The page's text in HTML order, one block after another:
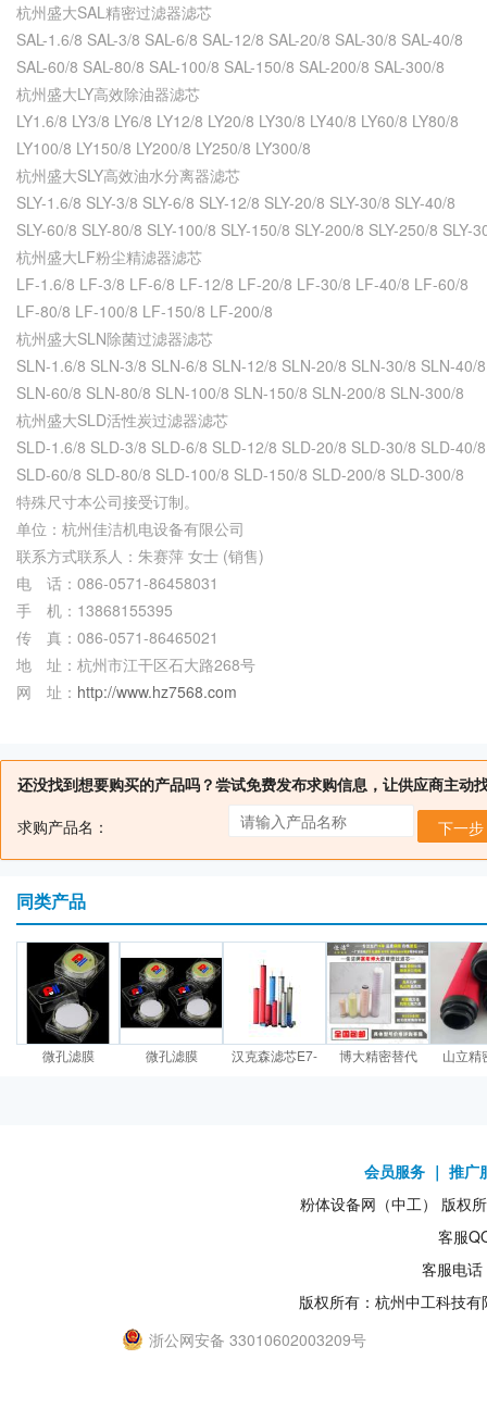
杭州盛大SAL精密过滤器滤芯
SAL-1.6/8 SAL-3/8 SAL-6/8 SAL-12/8 SAL-20/8 SAL-30/8 SAL-40/8
SAL-60/8 SAL-80/8 SAL-100/8 SAL-150/8 SAL-200/8 SAL-300/8
杭州盛大LY高效除油器滤芯
LY1.6/8 LY3/8 LY6/8 LY12/8 LY20/8 LY30/8 LY40/8 LY60/8 LY80/8
LY100/8 LY150/8 LY200/8 LY250/8 LY300/8
杭州盛大SLY高效油水分离器滤芯
SLY-1.6/8 SLY-3/8 SLY-6/8 SLY-12/8 SLY-20/8 SLY-30/8 SLY-40/8
SLY-60/8 SLY-80/8 SLY-100/8 SLY-150/8 SLY-200/8 SLY-250/8 SLY-
杭州盛大LF粉尘精滤器滤芯
LF-1.6/8 LF-3/8 LF-6/8 LF-12/8 LF-20/8 LF-30/8 LF-40/8 LF-60/8
LF-80/8 LF-100/8 LF-150/8 LF-200/8
杭州盛大SLN除菌过滤器滤芯
SLN-1.6/8 SLN-3/8 SLN-6/8 SLN-12/8 SLN-20/8 SLN-30/8 SLN-40/8
SLN-60/8 SLN-80/8 SLN-100/8 SLN-150/8 SLN-200/8 SLN-300/8
杭州盛大SLD活性炭过滤器滤芯
SLD-1.6/8 SLD-3/8 SLD-6/8 SLD-12/8 SLD-20/8 SLD-30/8 SLD-40/8
SLD-60/8 SLD-80/8 SLD-100/8 SLD-150/8 SLD-200/8 SLD-300/8
特殊尺寸本公司接受订制。
单位：杭州佳洁机电设备有限公司
联系方式联系人：朱赛萍 女士 (销售)
电 话：086-0571-86458031
手 机：13868155395
传 真：086-0571-86465021
地 址：杭州市江干区石大路268号
网 址： http://www.hz7568.com
还没找到想要购买的产品吗？尝试免费发布求购信息，让供应商主动
求购产品名：
下一步
同类产品
微孔滤膜 微孔滤膜 汉克森滤芯E7- 博大精密替代 山立精
会员服务 ｜ 推广
粉体设备网（中工） 版权
客服
客服电
版权所有：杭州中工科技
浙公网安备 33010602003209号